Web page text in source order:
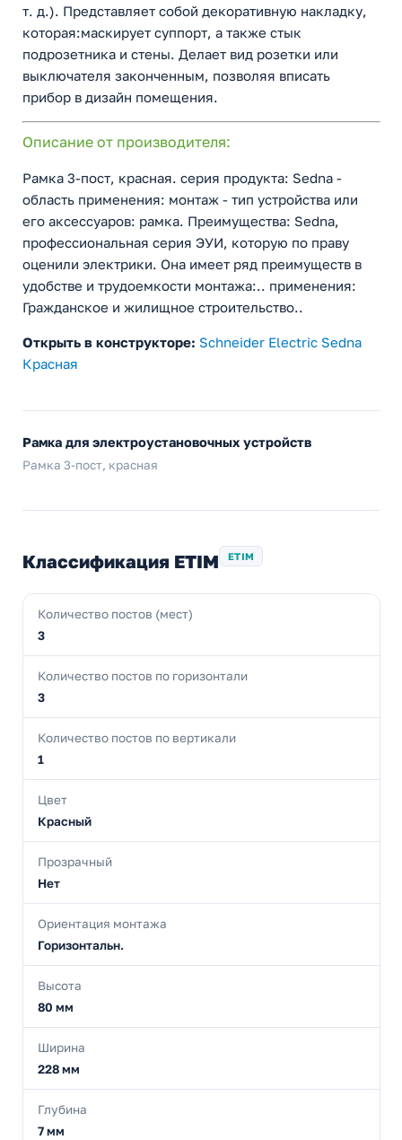
т. д.). Представляет собой декоративную накладку,
которая:маскирует суппорт, а также стык
подрозетника и стены. Делает вид розетки или
выключателя законченным, позволяя вписать
прибор в дизайн помещения.
Описание от производителя:
Рамка 3-пост, красная. серия продукта: Sedna -
область применения: монтаж - тип устройства или
его аксессуаров: рамка. Преимущества: Sedna,
профессиональная серия ЭУИ, которую по праву
оценили электрики. Она имеет ряд преимуществ в
удобстве и трудоемкости монтажа:.. применения:
Гражданское и жилищное строительство..
Открыть в конструкторе: Schneider Electric Sedna
Красная
Рамка для электроустановочных устройств
Рамка 3-пост, красная
Классификация ETIM ETIM
Количество постов (мест)
3
Количество постов по горизонтали
3
Количество постов по вертикали
1
Цвет
Красный
Прозрачный
Нет
Ориентация монтажа
Горизонтальн.
Высота
80 мм
Ширина
228 мм
Глубина
7 мм